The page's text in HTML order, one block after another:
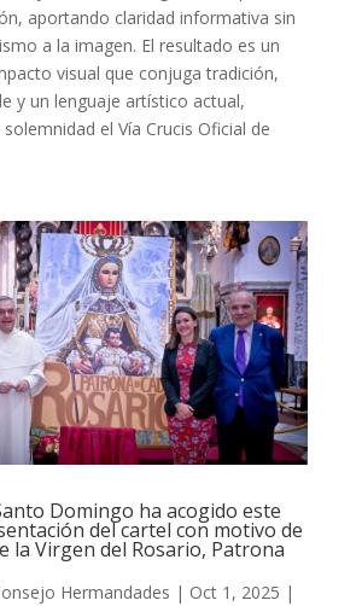
aportando claridad informativa sin
a la imagen. El resultado es un
visual que conjuga tradición,
y un lenguaje artístico actual,
el Vía Crucis Oficial de
Domingo ha acogido este
del cartel con motivo de
la Virgen del Rosario, Patrona
Hermandades | Oct 1, 2025 |